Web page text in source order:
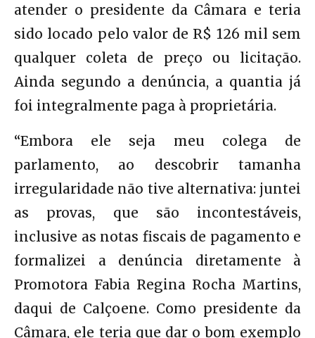
atender o presidente da Câmara e teria
sido locado pelo valor de R$ 126 mil sem
qualquer coleta de preço ou licitação.
Ainda segundo a denúncia, a quantia já
foi integralmente paga à proprietária.
“Embora ele seja meu colega de
parlamento, ao descobrir tamanha
irregularidade não tive alternativa: juntei
as provas, que são incontestáveis,
inclusive as notas fiscais de pagamento e
formalizei a denúncia diretamente à
Promotora Fabia Regina Rocha Martins,
daqui de Calçoene. Como presidente da
Câmara, ele teria que dar o bom exemplo